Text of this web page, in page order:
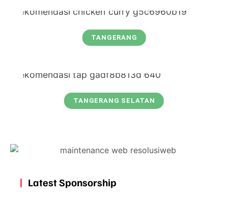
TANGERANG
TANGERANG SELATAN
Latest Sponsorship